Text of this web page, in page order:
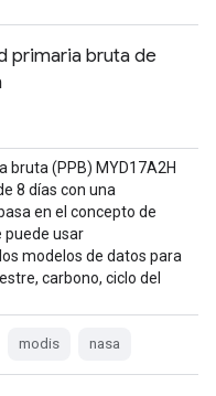
primaria bruta de
bruta (PPB) MYD17A2H
8 días con una
en el concepto de
puede usar
modelos de datos para
carbono, ciclo del
modis nasa